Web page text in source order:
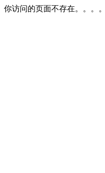
你访问的页面不存在。。。。